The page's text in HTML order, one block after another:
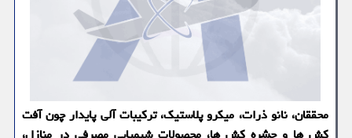
محققان، نانو ذرات، میکرو پلاستیک، ترکیبات آلی پایدار چون آفت